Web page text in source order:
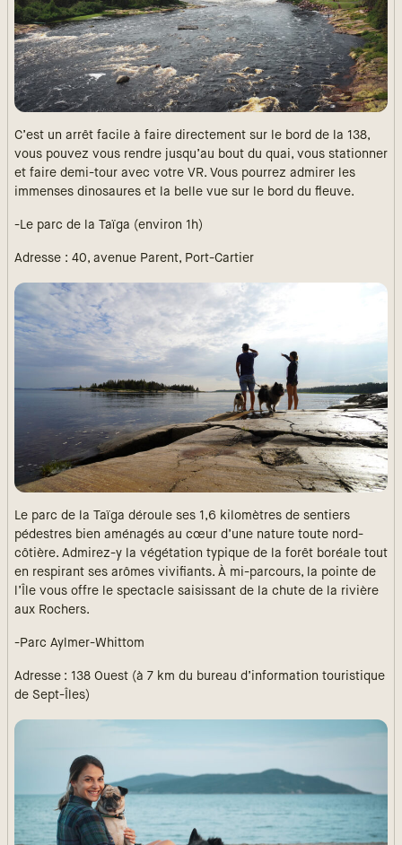
C’est un arrêt facile à faire directement sur le bord de la 138,
vous pouvez vous rendre jusqu’au bout du quai, vous stationner
et faire demi-tour avec votre VR. Vous pourrez admirer les
immenses dinosaures et la belle vue sur le bord du fleuve.
-Le parc de la Taïga (environ 1h)
Adresse : 40, avenue Parent, Port-Cartier
Le parc de la Taïga déroule ses 1,6 kilomètres de sentiers
pédestres bien aménagés au cœur d’une nature toute nord-
côtière. Admirez-y la végétation typique de la forêt boréale tout
en respirant ses arômes vivifiants. À mi-parcours, la pointe de
l’Île vous offre le spectacle saisissant de la chute de la rivière
aux Rochers.
-Parc Aylmer-Whittom
Adresse : 138 Ouest (à 7 km du bureau d’information touristique
de Sept-Îles)